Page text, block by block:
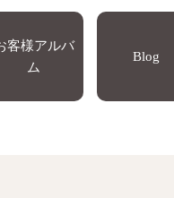
客様アルバ
ム
Blog